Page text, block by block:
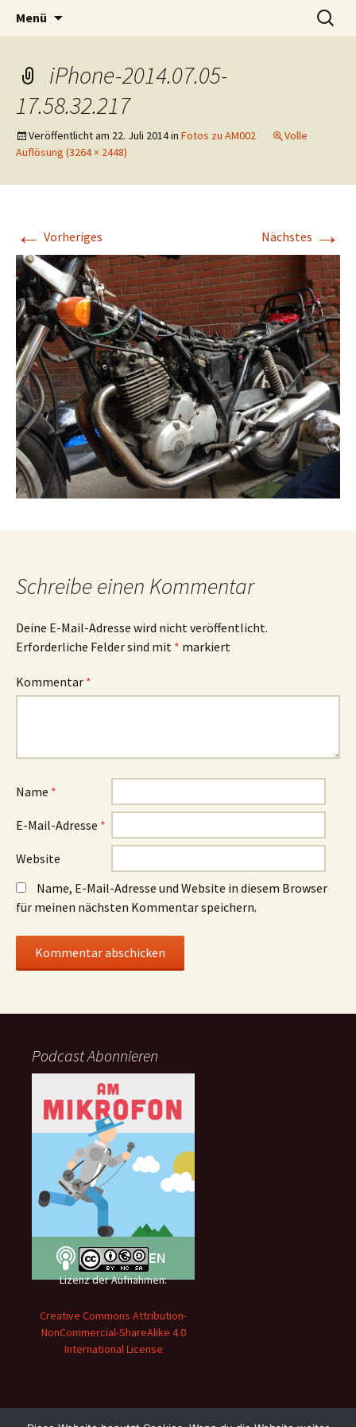
Am Mikrofon
Interviews in freier WIldbahn
Menü
Suchen
nach:
iPhone-2014.07.05-
17.58.32.217
Veröffentlicht am 22. Juli 2014in Fotos zu AM002
Volle
Auflösung (3264 × 2448)
← Vorheriges Nächstes →
Schreibe einen Kommentar
Deine E-Mail-Adresse wird nicht veröffentlicht.
Erforderliche Felder sind mit * markiert
Kommentar *
Name *
E-Mail-Adresse *
Website
Name, E-Mail-Adresse und Website in diesem Browser
für meinen nächsten Kommentar speichern.
Podcast Abonnieren
Lizenz der Aufnahmen:
Creative Commons Attribution-
NonCommercial-ShareAlike 4.0
International License